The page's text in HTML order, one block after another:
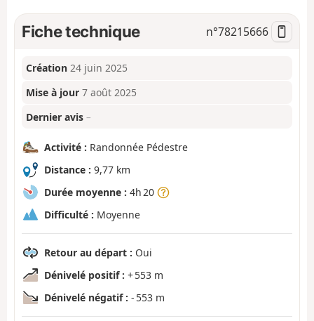
Fiche technique n°78215666
Création 24 juin 2025
Mise à jour 7 août 2025
Dernier avis –
Activité : Randonnée Pédestre
Distance : 9,77 km
Durée moyenne : 4h 20
Difficulté : Moyenne
Retour au départ : Oui
Dénivelé positif : + 553 m
Dénivelé négatif : - 553 m